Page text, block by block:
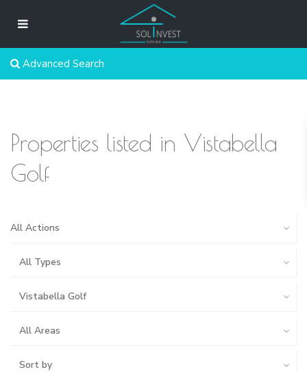
Advanced Search
Properties listed in Vistabella
Golf
All Actions
All Types
Vistabella Golf
All Areas
Sort by